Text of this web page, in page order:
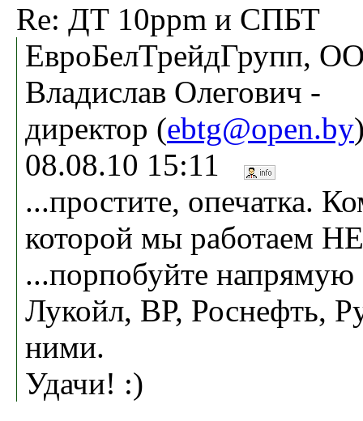
Re: ДТ 10ppm и СПБТ
ЕвроБелТрейдГрупп,
Владислав Олегович -
директор (ebtg@open.by
08.08.10 15:11
...простите, опечатка.
которой мы работаем
...порпобуйте напрямую
Лукойл, ВР, Роснефть,
ними.
Удачи! :)